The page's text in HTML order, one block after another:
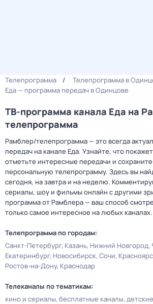
Телепрограмма
Телепрограмма в
Еда — программа передач в Одинцове
ТВ-программа канала Еда на
телепрограмма
Рамблер/телепрограмма — это всегда
передач на канале Еда. Узнайте, что
отметьте интересные передачи и
персональную телепрограмму. Здесь вы
сегодня, на завтра и на неделю.
сериалы, шоу и фильмы онлайн с другими
программа от Рамблера — ваш способ
только самое интересное на любых каналах.
Телепрограмма по городам:
Санкт-Петербург Казань Нижний Новгород
Екатеринбург Новосибирск Сочи
Ростов-на-Дону Краснодар
Телеканалы по тематикам:
кино и сериалы бесплатные каналы детские